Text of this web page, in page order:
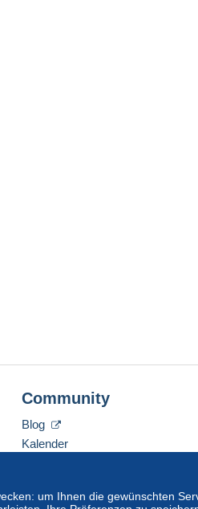
um Ihnen die gewünschten
Community
Blog
Kalender